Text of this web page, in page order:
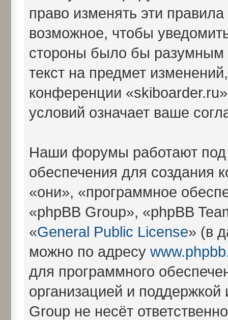
право изменять эти
возможное, чтобы
стороны было бы разумным
текст на предмет
конференции
условий означает ваше
Наши форумы работают под
обеспечения для создания
«они», «программное
«phpBB Group», «phpBB
«General Public License» (в
можно по адресу
для программного
организацией и
Group не несёт